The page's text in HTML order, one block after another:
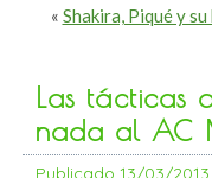
« Shakira, Piqué y
Las tácticas
nada al AC